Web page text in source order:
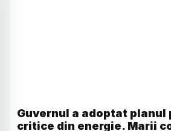
Guvernul a adoptat planul
critice din energie. Marii